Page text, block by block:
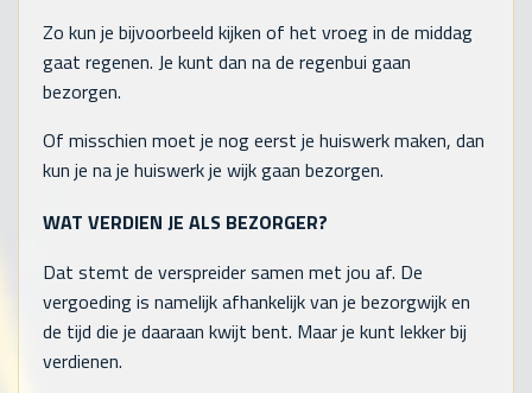
Zo kun je bijvoorbeeld kijken of het vroeg in de middag
gaat regenen. Je kunt dan na de regenbui gaan
bezorgen.
Of misschien moet je nog eerst je huiswerk maken, dan
kun je na je huiswerk je wijk gaan bezorgen.
WAT VERDIEN JE ALS BEZORGER?
Dat stemt de verspreider samen met jou af. De
vergoeding is namelijk afhankelijk van je bezorgwijk en
de tijd die je daaraan kwijt bent. Maar je kunt lekker bij
verdienen.